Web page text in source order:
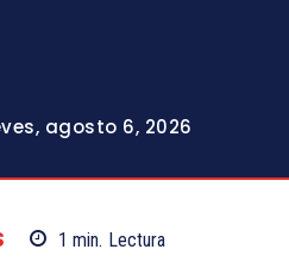
agosto 6, 2026
1 min. Lectura